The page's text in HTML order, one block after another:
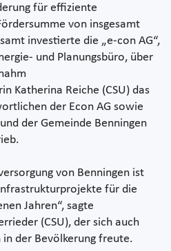
für effiziente
von insgesamt
investierte die „e-con AG“,
und Planungsbüro, über
Katherina Reiche (CSU) das
der Econ AG sowie
der Gemeinde Benningen
von Benningen ist
für die
Jahren“, sagte
(CSU), der sich auch
in der Bevölkerung freute.